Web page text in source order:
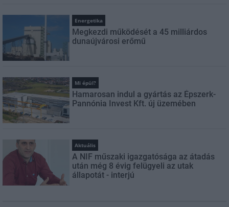
Energetika
Megkezdi működését a 45 milliárdos
dunaújvárosi erőmű
Mi épül?
Hamarosan indul a gyártás az Épszerk-
Pannónia Invest Kft. új üzemében
Aktuális
A NIF műszaki igazgatósága az átadás
után még 8 évig felügyeli az utak
állapotát - interjú